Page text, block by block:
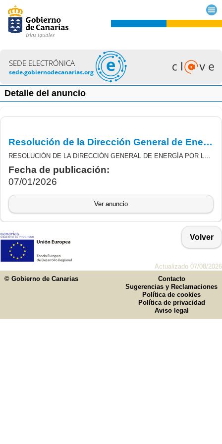
SEDE ELECTRÓNICA
sede.gobiernodecanarias.org
Detalle del anuncio
Resolución de la Dirección General de Energía por la que se concede ampliación de plazos para la terminación de las subvenciones de la convocatoria para el fomento de la autosuficiencia en las Administraciones Públicas
RESOLUCIÓN DE LA DIRECCIÓN GENERAL DE ENERGÍA POR LA QUE SE CONCEDE AMPLIACIÓN DE PLAZOS PARA LA TERMINACIÓN DE LAS SUBVENCIONES DERIVADAS DE LA ORDEN 492/2022 DE 21 DE DICIEMBRE, POR LA QUE SE ESTABLECEN LAS BASES REGULADORAS Y LA CONVOCATORIA DE SUBVENCIONES PARA EL FOMENTO DE LA AUTOSUFICIENCIA EN LAS ADMINISTRACIONES PÚBLICAS, EN EL MARCO DE LA ESTRATEGIA SOSTENIBLE EN LAS ISLAS CANARIAS (PROGRAMA 1), CON CARGO AL PLAN DE RECUPERACIÓN, TRANSFORMACIÓN Y RESILIENCIA (COMPONENTE 7, INVERSIÓN 2).
Fecha de publicación:
07/01/2026
Ver anuncio
Volver
Actualizado 07/08/2026
© Gobierno de Canarias
Contacto
Sugerencias y Reclamaciones
Política de cookies
Política de privacidad
Aviso legal